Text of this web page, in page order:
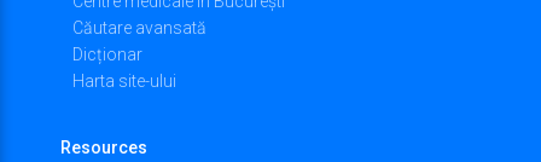
Căutare avansată
Dicționar
Harta site-ului
Resources